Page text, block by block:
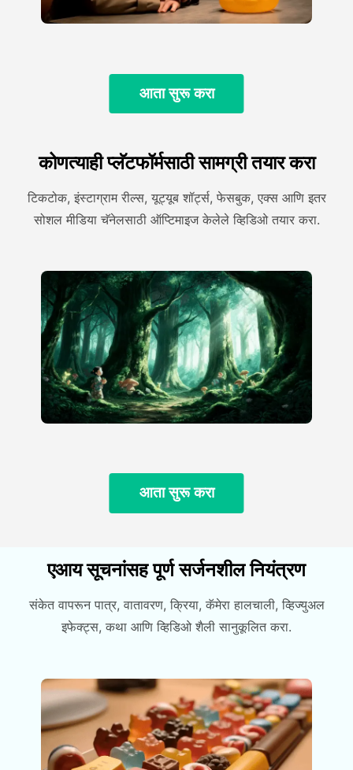
आता सुरू करा
कोणत्याही प्लॅटफॉर्मसाठी सामग्री तयार करा
टिकटोक, इंस्टाग्राम रील्स, यूट्यूब शॉर्ट्स, फेसबुक, एक्स आणि इतर
सोशल मीडिया चॅनेलसाठी ऑप्टिमाइज केलेले व्हिडिओ तयार करा.
आता सुरू करा
एआय सूचनांसह पूर्ण सर्जनशील नियंत्रण
संकेत वापरून पात्र, वातावरण, क्रिया, कॅमेरा हालचाली, व्हिज्युअल
इफेक्ट्स, कथा आणि व्हिडिओ शैली सानुकूलित करा.